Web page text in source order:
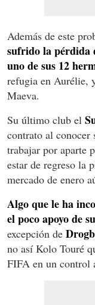
Además de este
sufrido la pérdida
uno de sus 12
refugia en Aurélie,
Maeva.
Su último club el
contrato al conocer
trabajar por aparte
estar de regreso la
mercado de enero
Algo que le ha
el poco apoyo de
excepción de
no así Kolo Touré
FIFA en un control